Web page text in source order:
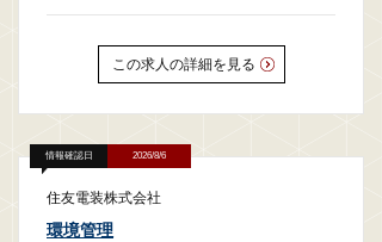
この求人の詳細を見る
情報確認日 2026/8/6
住友電装株式会社
環境管理